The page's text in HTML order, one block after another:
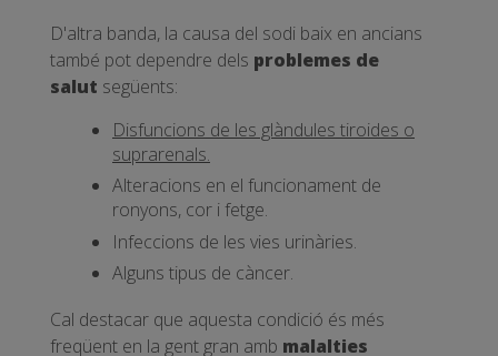
D'altra banda, la causa del sodi baix en ancians
també pot dependre dels problemes de
salut següents:
Disfuncions de les glàndules tiroides o
suprarenals.
Alteracions en el funcionament de
ronyons, cor i fetge.
Infeccions de les vies urinàries.
Alguns tipus de càncer.
Cal destacar que aquesta condició és més
freqüent en la gent gran amb malalties